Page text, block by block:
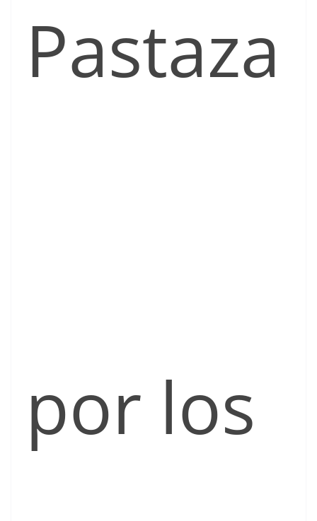
Pastaza
por los